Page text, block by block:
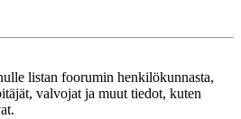
listan foorumin henkilökunnasta,
valvojat ja muut tiedot, kuten